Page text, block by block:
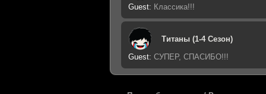
Guest: Классика!!!
Титаны (1-4 Сезон)
Guest: СУПЕР, СПАСИБО!!!